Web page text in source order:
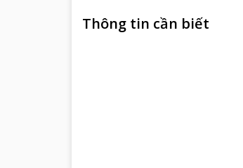
Thông tin cần biết